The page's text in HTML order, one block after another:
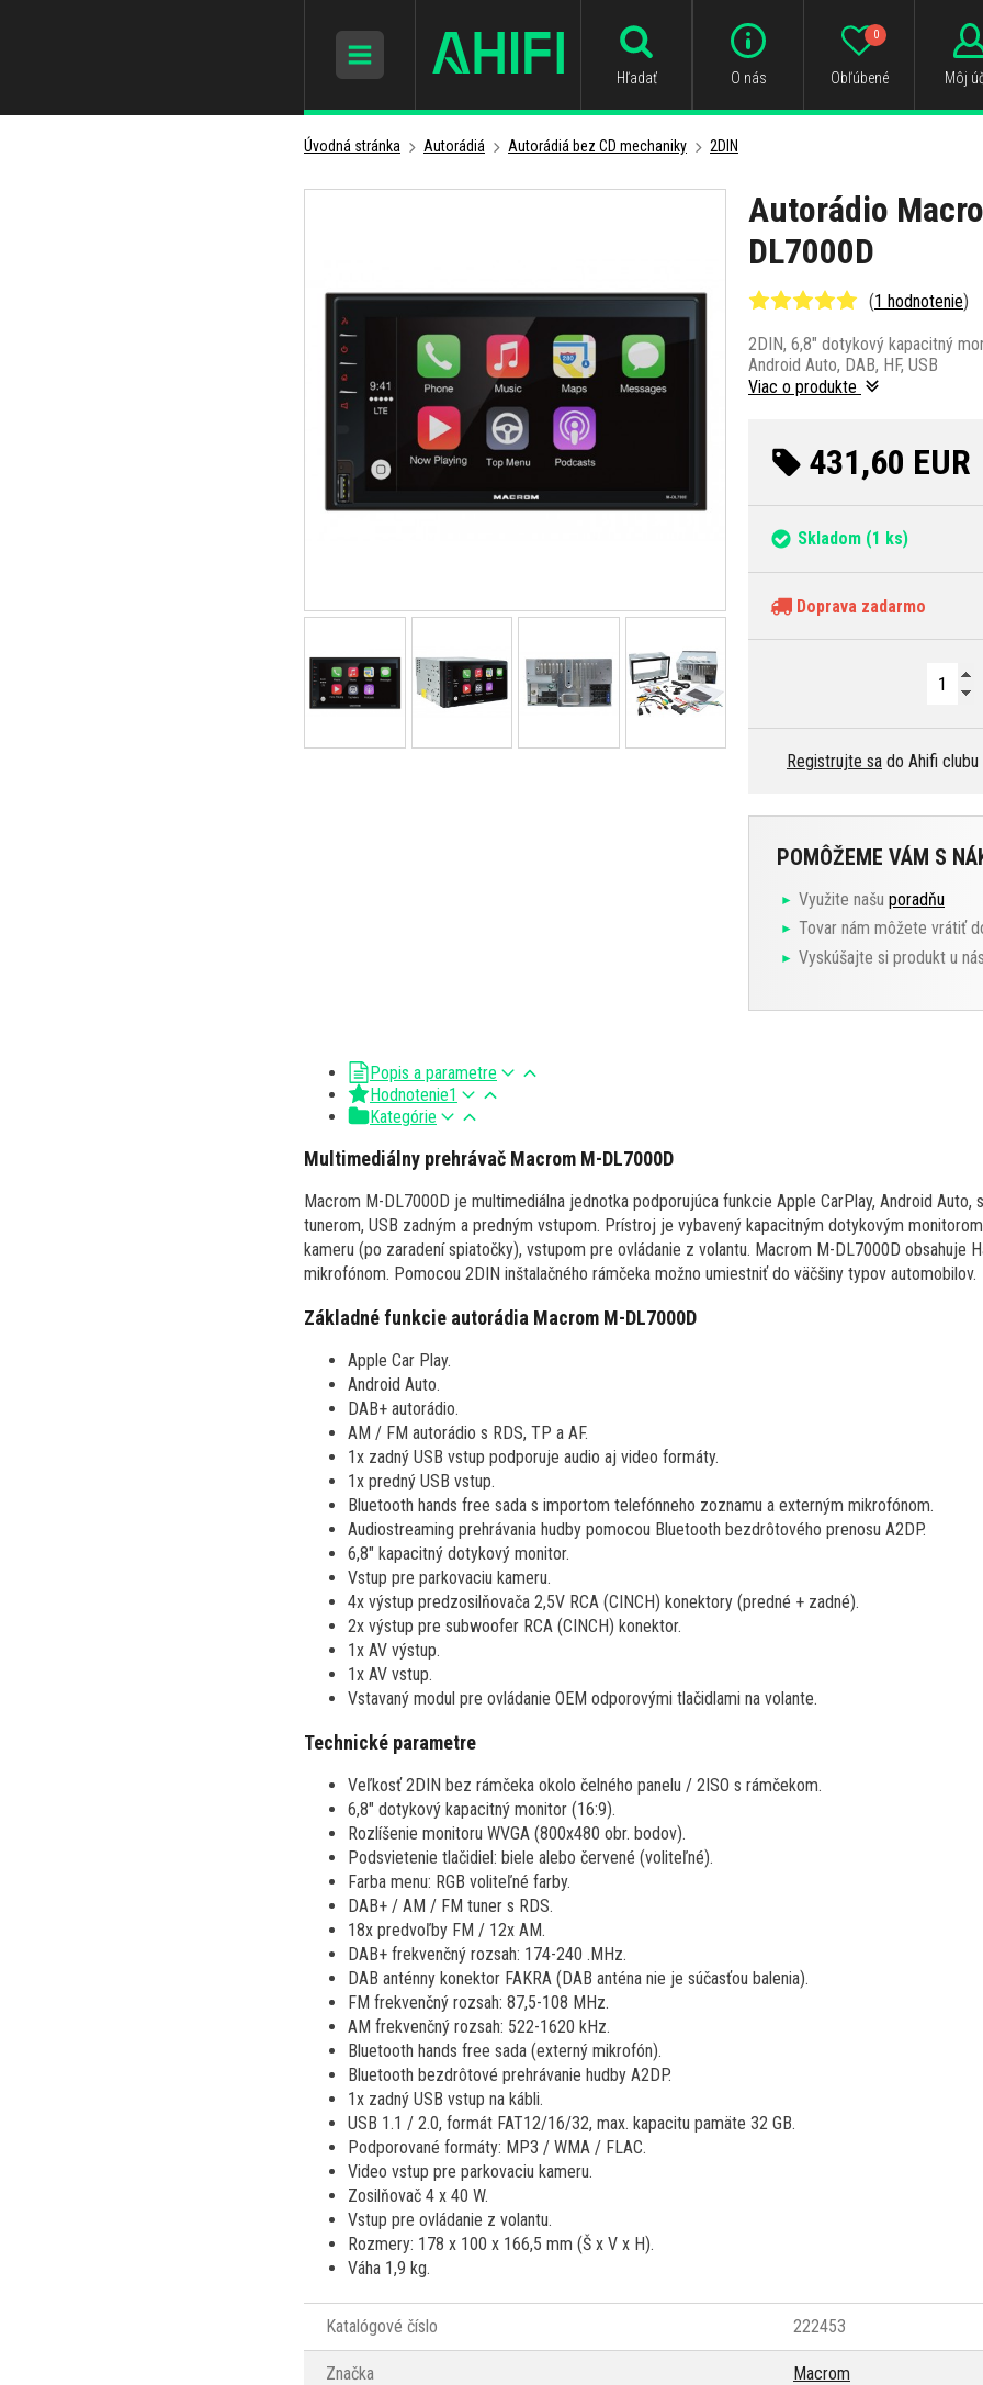
Hľadať O nás Obľúbené
0
Môj
Úvodná stránka Autorádiá Autorádiá bez CD mechaniky 2DIN
Autorádio
DL7000D
(1 hodnotenie)
2DIN, 6,8" dotykový kapacitný
Android Auto, DAB, HF, USB
Viac o produkte
431,60 EUR
Skladom (1 ks)
Doprava zadarmo
Registrujte sa do Ahifi
POMÔŽEME VÁM S
Využite našu poradňu
Tovar nám môžete vrátiť
Vyskúšajte si produkt u
Popis a parametre
Hodnotenie1
Kategórie
Multimediálny prehrávač Macrom M-DL7000D
Macrom M-DL7000D je multimediálna jednotka podporujúca funkcie Apple CarPlay, Android Auto,
tunerom, USB zadným a predným vstupom. Prístroj je vybavený kapacitným dotykovým
kameru (po zaradení spiatočky), vstupom pre ovládanie z volantu. Macrom M-DL7000D obsahuje
mikrofónom. Pomocou 2DIN inštalačného rámčeka možno umiestniť do väčšiny typov automobilov.
Základné funkcie autorádia Macrom M-DL7000D
Apple Car Play.
Android Auto.
DAB+ autorádio.
AM / FM autorádio s RDS, TP a AF.
1x zadný USB vstup podporuje audio aj video formáty.
1x predný USB vstup.
Bluetooth hands free sada s importom telefónneho zoznamu a externým mikrofónom.
Audiostreaming prehrávania hudby pomocou Bluetooth bezdrôtového prenosu A2DP.
6,8" kapacitný dotykový monitor.
Vstup pre parkovaciu kameru.
4x výstup predzosilňovača 2,5V RCA (CINCH) konektory (predné + zadné).
2x výstup pre subwoofer RCA (CINCH) konektor.
1x AV výstup.
1x AV vstup.
Vstavaný modul pre ovládanie OEM odporovými tlačidlami na volante.
Technické parametre
Veľkosť 2DIN bez rámčeka okolo čelného panelu / 2ISO s rámčekom.
6,8" dotykový kapacitný monitor (16:9).
Rozlíšenie monitoru WVGA (800x480 obr. bodov).
Podsvietenie tlačidiel: biele alebo červené (voliteľné).
Farba menu: RGB voliteľné farby.
DAB+ / AM / FM tuner s RDS.
18x predvoľby FM / 12x AM.
DAB+ frekvenčný rozsah: 174-240 .MHz.
DAB anténny konektor FAKRA (DAB anténa nie je súčasťou balenia).
FM frekvenčný rozsah: 87,5-108 MHz.
AM frekvenčný rozsah: 522-1620 kHz.
Bluetooth hands free sada (externý mikrofón).
Bluetooth bezdrôtové prehrávanie hudby A2DP.
1x zadný USB vstup na kábli.
USB 1.1 / 2.0, formát FAT12/16/32, max. kapacitu pamäte 32 GB.
Podporované formáty: MP3 / WMA / FLAC.
Video vstup pre parkovaciu kameru.
Zosilňovač 4 x 40 W.
Vstup pre ovládanie z volantu.
Rozmery: 178 x 100 x 166,5 mm (Š x V x H).
Váha 1,9 kg.
Katalógové číslo 222453
Značka Macrom